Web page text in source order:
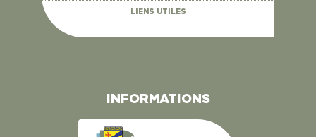
LIENS UTILES
INFORMATIONS